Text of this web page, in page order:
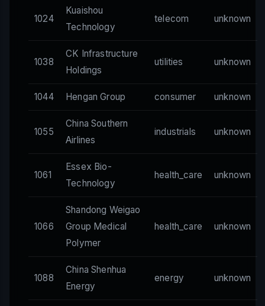
1024
Kuaishou
Technology
telecom unknown
1038
CK Infrastructure
Holdings
utilities unknown
1044 Hengan Group consumer unknown
1055
China Southern
Airlines
industrials unknown
1061
Essex Bio-
Technology
health_care unknown
1066
Shandong Weigao
Group Medical
Polymer
health_care unknown
1088
China Shenhua
Energy
energy unknown